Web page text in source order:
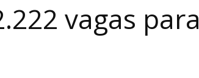
vagas para